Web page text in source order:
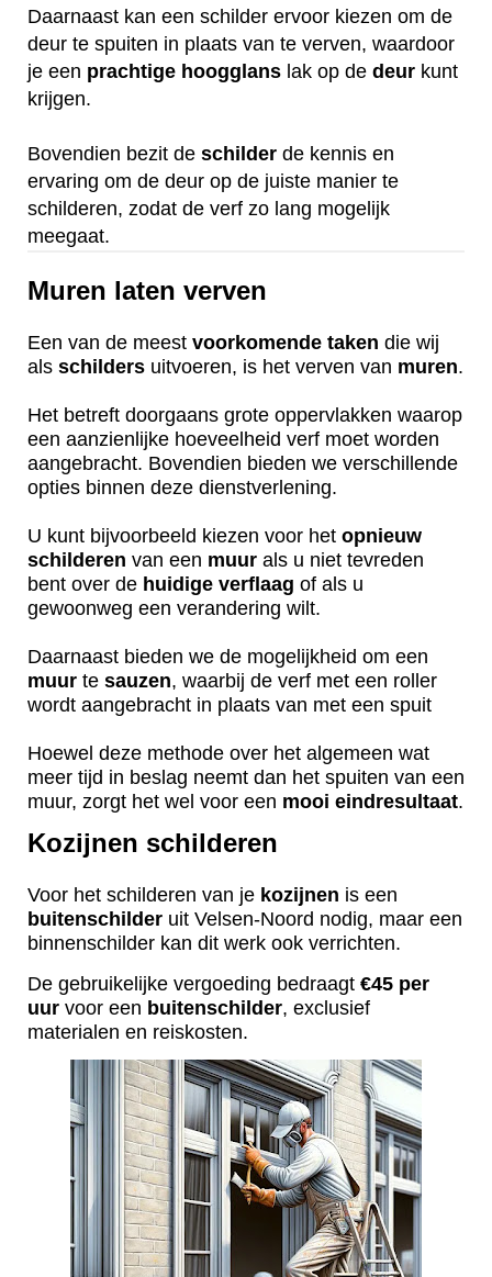
Daarnaast kan een schilder ervoor kiezen om de
deur te spuiten in plaats van te verven, waardoor
je een prachtige hoogglans lak op de deur kunt
krijgen.
Bovendien bezit de schilder de kennis en
ervaring om de deur op de juiste manier te
schilderen, zodat de verf zo lang mogelijk
meegaat.
Muren laten verven
Een van de meest voorkomende taken die wij
als schilders uitvoeren, is het verven van muren.
Het betreft doorgaans grote oppervlakken waarop
een aanzienlijke hoeveelheid verf moet worden
aangebracht. Bovendien bieden we verschillende
opties binnen deze dienstverlening.
U kunt bijvoorbeeld kiezen voor het opnieuw
schilderen van een muur als u niet tevreden
bent over de huidige verflaag of als u
gewoonweg een verandering wilt.
Daarnaast bieden we de mogelijkheid om een
muur te sauzen, waarbij de verf met een roller
wordt aangebracht in plaats van met een spuit
Hoewel deze methode over het algemeen wat
meer tijd in beslag neemt dan het spuiten van een
muur, zorgt het wel voor een mooi eindresultaat.
Kozijnen schilderen
Voor het schilderen van je kozijnen is een
buitenschilder uit Velsen-Noord nodig, maar een
binnenschilder kan dit werk ook verrichten.
De gebruikelijke vergoeding bedraagt €45 per
uur voor een buitenschilder, exclusief
materialen en reiskosten.